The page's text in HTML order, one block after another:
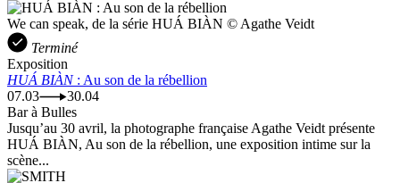
We can speak, de la série HUÁ BIÀN © Agathe Veidt
Terminé
Exposition
HUÁ BIÀN: Au son de la rébellion
07.03
30.04
Bar à Bulles
Jusqu’au 30 avril, la photographe française Agathe Veidt présente
HUÁ BIÀN, Au son de la rébellion, une exposition intime sur la
scène...